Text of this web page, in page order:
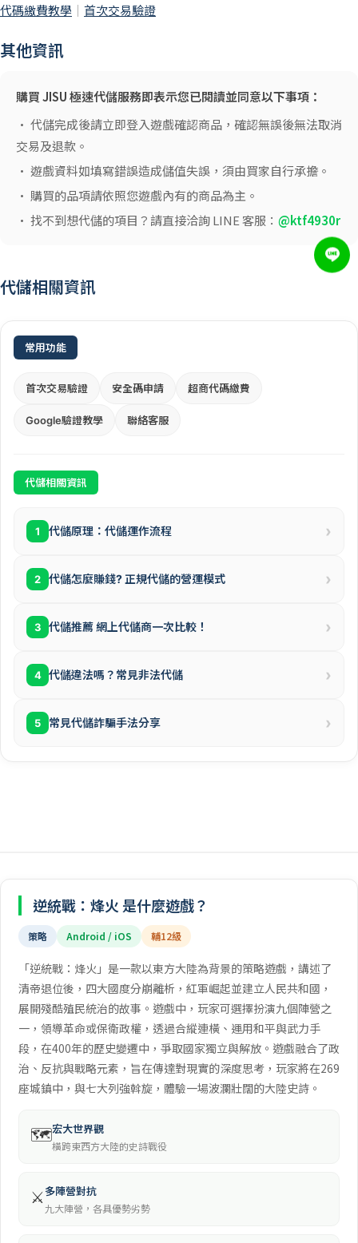
代碼繳費教學 ｜ 首次交易驗證
其他資訊
購買 JISU 極速代儲服務即表示您已閱讀並同意以下事項：
• 代儲完成後請立即登入遊戲確認商品，確認無誤後無法取消
交易及退款。
• 遊戲資料如填寫錯誤造成儲值失誤，須由買家自行承擔。
• 購買的品項請依照您遊戲內有的商品為主。
• 找不到想代儲的項目？請直接洽詢 LINE 客服： @ktf4930r
代儲相關資訊
常用功能
首次交易驗證 安全碼申請 超商代碼繳費
Google驗證教學 聯絡客服
代儲相關資訊
1 代儲原理：代儲運作流程 ›
2 代儲怎麼賺錢? 正規代儲的營運模式 ›
3 代儲推薦 網上代儲商一次比較！ ›
4 代儲違法嗎？常見非法代儲 ›
5 常見代儲詐騙手法分享 ›
逆統戰：烽火 是什麼遊戲？
策略 Android / iOS 輔12級
「逆統戰：烽火」是一款以東方大陸為背景的策略遊戲，講述了
清帝退位後，四大國度分崩離析，紅軍崛起並建立人民共和國，
展開殘酷殖民統治的故事。遊戲中，玩家可選擇扮演九個陣營之
一，領導革命或保衛政權，透過合縱連橫、運用和平與武力手
段，在400年的歷史變遷中，爭取國家獨立與解放。遊戲融合了政
治、反抗與戰略元素，旨在傳達對現實的深度思考，玩家將在269
座城鎮中，與七大列強斡旋，體驗一場波瀾壯闊的大陸史詩。
🗺️宏大世界觀
橫跨東西方大陸的史詩戰役
⚔️多陣營對抗
九大陣營，各具優勢劣勢